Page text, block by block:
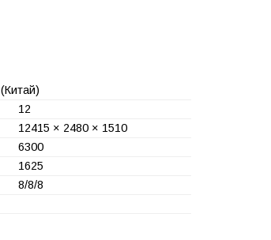
(Китай)
12
12415 × 2480 × 1510
6300
1625
8/8/8